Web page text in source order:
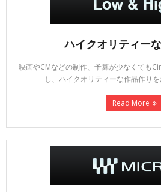
ハイクオリティー
映画やCMなどの制作、予算が少なくても
し、ハイクオリティーな作品作り
Read More